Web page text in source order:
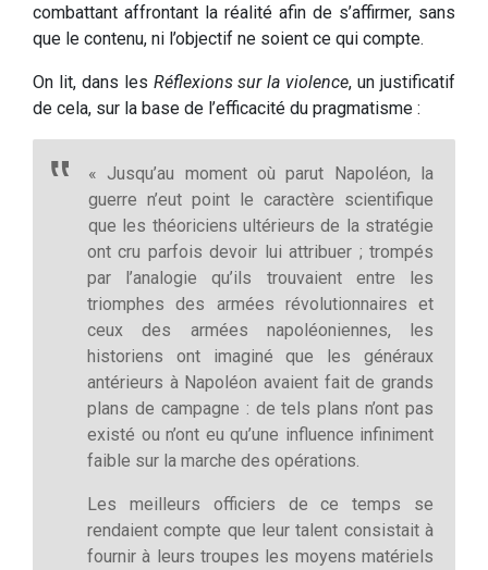
combattant affrontant la réalité afin de s’affirmer, sans
que le contenu, ni l’objectif ne soient ce qui compte.
On lit, dans les Réflexions sur la violence, un justificatif
de cela, sur la base de l’efficacité du pragmatisme :
« Jusqu’au moment où parut Napoléon, la
guerre n’eut point le caractère scientifique
que les théoriciens ultérieurs de la stratégie
ont cru parfois devoir lui attribuer ; trompés
par l’analogie qu’ils trouvaient entre les
triomphes des armées révolutionnaires et
ceux des armées napoléoniennes, les
historiens ont imaginé que les généraux
antérieurs à Napoléon avaient fait de grands
plans de campagne : de tels plans n’ont pas
existé ou n’ont eu qu’une influence infiniment
faible sur la marche des opérations.
Les meilleurs officiers de ce temps se
rendaient compte que leur talent consistait à
fournir à leurs troupes les moyens matériels